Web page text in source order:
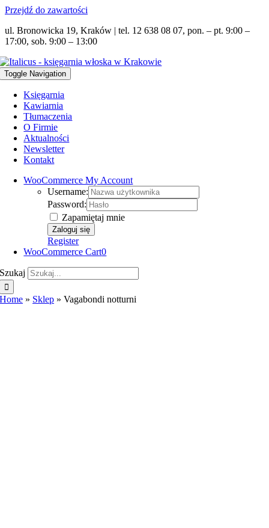
Przejdź do zawartości
ul. Bronowicka 19, Kraków | tel. 12 638 08 07, pon. – pt. 9:00 –
17:00, sob. 9:00 – 13:00
Toggle Navigation
Księgarnia
Kawiarnia
Tłumaczenia
O Firmie
Aktualności
Newsletter
Kontakt
WooCommerce My Account
Username:
Password:
Zapamiętaj mnie
Register
WooCommerce Cart0
Szukaj
Home » Sklep »Vagabondi notturni